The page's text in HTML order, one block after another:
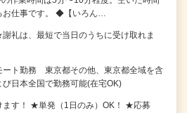
お仕事です。 ◆【いろん…
礼は、最短で当日のうちに受け取れま
ト勤務 東京都その他、東京都全域を含
日本全国で勤務可能(在宅OK)
ます！ ★単発（1日のみ）OK！ ★応募